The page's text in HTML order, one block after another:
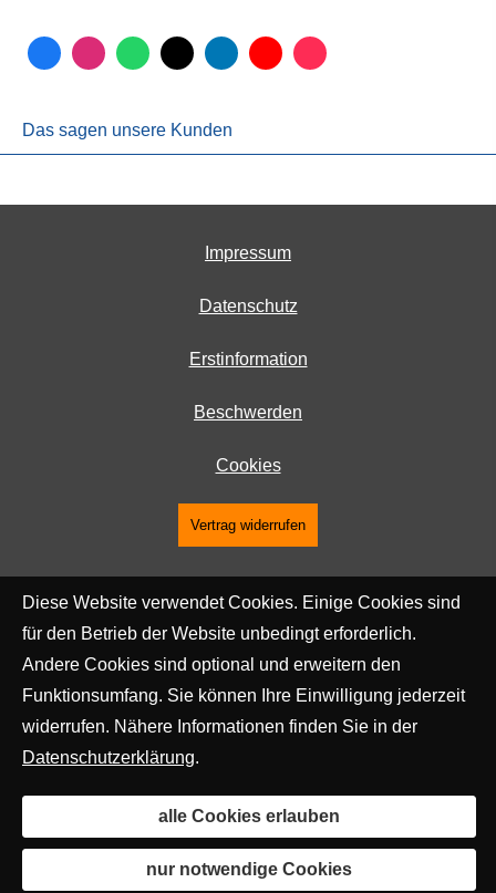
Das sagen unsere Kunden
Impressum
Datenschutz
Erstinformation
Beschwerden
Cookies
Vertrag widerrufen
Diese Website verwendet Cookies. Einige Cookies sind
für den Betrieb der Website unbedingt erforderlich.
Andere Cookies sind optional und erweitern den
Funktionsumfang. Sie können Ihre Einwilligung jederzeit
widerrufen. Nähere Informationen finden Sie in der
Datenschutzerklärung.
alle Cookies erlauben
nur notwendige Cookies